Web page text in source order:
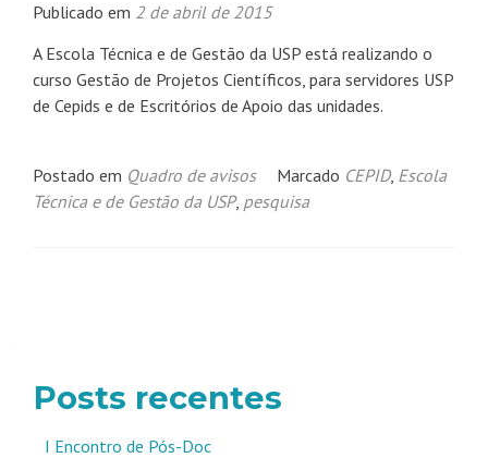
Publicado em 2 de abril de 2015
A Escola Técnica e de Gestão da USP está realizando o
curso Gestão de Projetos Científicos, para servidores USP
de Cepids e de Escritórios de Apoio das unidades.
Postado em Quadro de avisos Marcado CEPID, Escola
Técnica e de Gestão da USP, pesquisa
Posts recentes
I Encontro de Pós-Doc